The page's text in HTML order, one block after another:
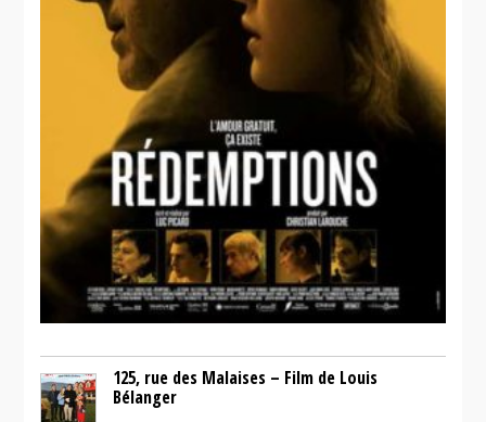
125, rue des Malaises – Film de Louis
Bélanger